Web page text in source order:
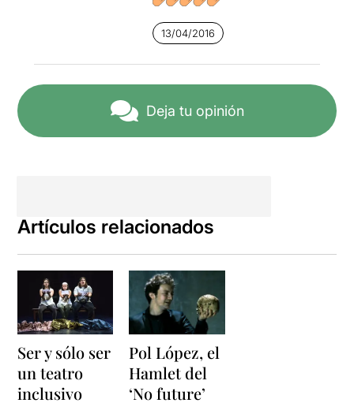
13/04/2016
Deja tu opinión
Artículos relacionados
Ser y sólo ser
un teatro
inclusivo
Pol López, el
Hamlet del
‘No future’